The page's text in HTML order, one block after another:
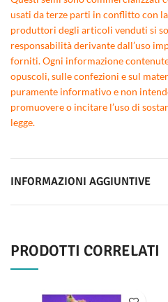
usati da terze parti in conflitto con la
produttori degli articoli venduti si
responsabilità derivante dall’uso
forniti. Ogni informazione
opuscoli, sulle confezioni e sul
puramente informativo e non
promuovere o incitare l’uso di
legge.
INFORMAZIONI AGGIUNTIVE
PRODOTTI CORRELATI